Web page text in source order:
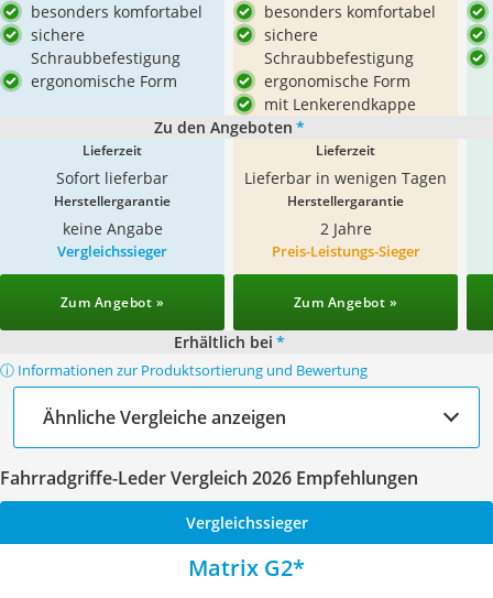
besonders komfortabel
sichere
Schraubbefestigung
ergonomische Form
besonders komfortabel
sichere
Schraubbefestigung
ergonomische Form
mit Lenkerendkappe
Zu den Angeboten *
Lieferzeit
Sofort lieferbar
Lieferzeit
Lieferbar in wenigen Tagen
Herstellergarantie
keine Angabe
Herstellergarantie
2 Jahre
Vergleichssieger
Zum Angebot »
Preis-Leistungs-Sieger
Zum Angebot »
Erhältlich bei *
ⓘ Informationen zur Produktsortierung und Bewertung
Ähnliche Vergleiche anzeigen
Fahrradgriffe-Leder Vergleich 2026 Empfehlungen
Vergleichssieger
Matrix G2